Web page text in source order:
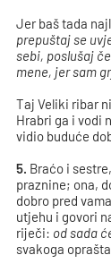
Jer baš tada
prepuštaj se
sebi, poslušaj
mene, jer sam
Taj Veliki ribar
Hrabri ga i vodi
vidio buduće
5. Braćo i
praznine; ona,
dobro pred
utjehu i govori
riječi: od sada
svakoga